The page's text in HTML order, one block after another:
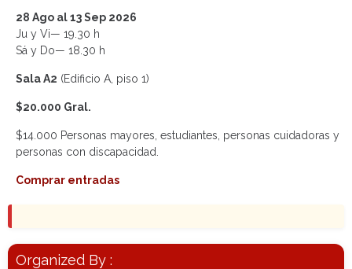
28 Ago al 13 Sep 2026
Ju y Vi— 19.30 h
Sá y Do— 18.30 h
Sala A2 (Edificio A, piso 1)
$20.000 Gral.
$14.000 Personas mayores, estudiantes, personas cuidadoras y
personas con discapacidad.
Comprar entradas
Organized By :